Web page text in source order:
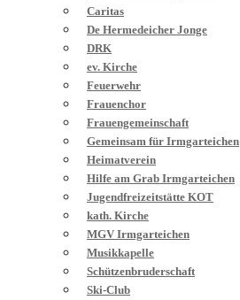
Caritas
De Hermedeicher Jonge
DRK
ev. Kirche
Feuerwehr
Frauenchor
Frauengemeinschaft
Gemeinsam für Irmgarteichen
Heimatverein
Hilfe am Grab Irmgarteichen
Jugendfreizeitstätte KOT
kath. Kirche
MGV Irmgarteichen
Musikkapelle
Schützenbruderschaft
Ski-Club